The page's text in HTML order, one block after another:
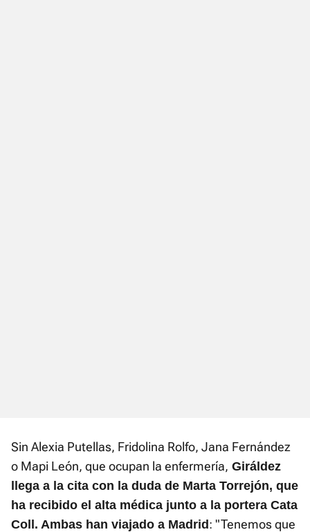
Sin Alexia Putellas, Fridolina Rolfo, Jana Fernández
o Mapi León, que ocupan la enfermería, Giráldez
llega a la cita con la duda de Marta Torrejón, que
ha recibido el alta médica junto a la portera Cata
Coll. Ambas han viajado a Madrid : "Tenemos que